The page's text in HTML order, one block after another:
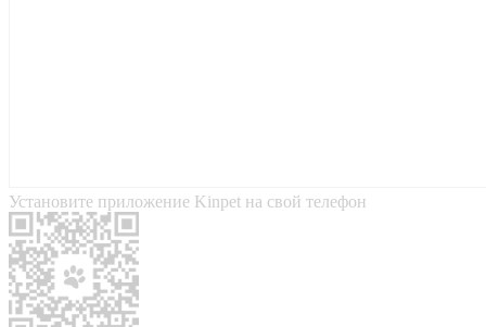
Установите приложение Kinpet на свой телефон